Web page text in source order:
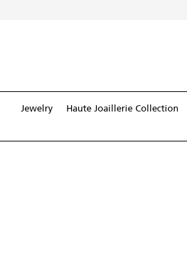
Haute Joaillerie Collection
Jewelry